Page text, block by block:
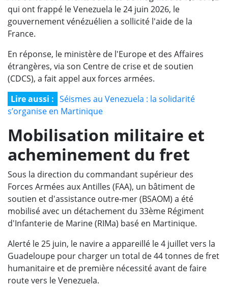
qui ont frappé le Venezuela le 24 juin 2026, le
gouvernement vénézuélien a sollicité l'aide de la
France.
En réponse, le ministère de l'Europe et des Affaires
étrangères, via son Centre de crise et de soutien
(CDCS), a fait appel aux forces armées.
Lire aussi : Séismes au Venezuela : la solidarité
s’organise en Martinique
Mobilisation militaire et
acheminement du fret
Sous la direction du commandant supérieur des
Forces Armées aux Antilles (FAA), un bâtiment de
soutien et d'assistance outre-mer (BSAOM) a été
mobilisé avec un détachement du 33ème Régiment
d'Infanterie de Marine (RIMa) basé en Martinique.
Alerté le 25 juin, le navire a appareillé le 4 juillet vers la
Guadeloupe pour charger un total de 44 tonnes de fret
humanitaire et de première nécessité avant de faire
route vers le Venezuela.